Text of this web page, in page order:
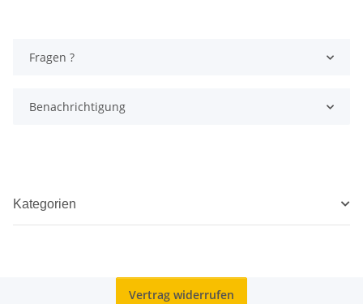
Fragen ?
Benachrichtigung
Kategorien
Vertrag widerrufen